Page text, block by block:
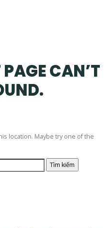
CAN’T
location. Maybe try one of the